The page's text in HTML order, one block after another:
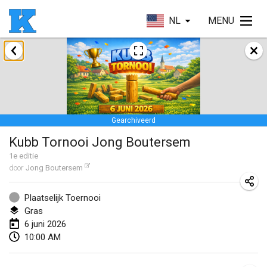
NL MENU
Gearchiveerd
Kubb Tornooi Jong Boutersem
1 e editie
door Jong Boutersem
Plaatselijk Toernooi
Gras
6 juni 2026
10:00 AM
januari 2026
Skuffle for the Shovel
17 jan. 2026|Verenigde Staten
Skuffle for the Shovel
17 jan. 2026| Verenigde Staten
Winterkubb
25 jan. 2026|België
maart 2026
Winter Kubb Mött
1 mrt. 2026|Duitsland